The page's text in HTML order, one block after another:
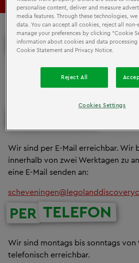
PER POST
Strandweg 13K
Wir sind per E-Mail erreichbar. Wir
innerhalb von zwei Werktagen zu
eine E-Mail senden an:
PER TELEFON
Wir sind montags bis sonntags von
telefonisch erreichbar.
personalise content, deliver and measure
media features. Through these technologies,
data. You can accept all cookies, reject all
manage your preferences by clicking “Cookie
information about cookies and data processing
Cookie Statement and Privacy Notice.
Reject All
Cookies Settings